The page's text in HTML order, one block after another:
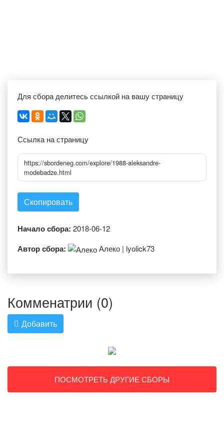
Для сбора делитесь ссылкой на вашу страницу
Ссылка на страницу
https://sbordeneg.com/explore/1988-aleksandre-
modebadze.html
Скопировать
Начало сбора: 2018-06-12
Автор сбора: Алеко | lyolick73
Комменатрии (0)
Добавить
ПОСМОТРЕТЬ ДРУГИЕ СБОРЫ